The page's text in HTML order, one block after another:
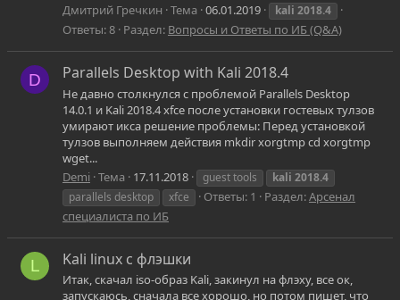
Дмитрий Гречкин Тема 06.01.2019 kali 2018.4
Ответы: 8 Раздел: Вопросы и Ответы по ИБ (Q&A)
D Parallels Desktop with Kali 2018.4
Не давно столкнулся с проблемой Parallels Desktop
14.0.1 и Kali 2018.4 xfce после установки гостевых тулзов
умирают икса решение проблемы: Перед установкой
тулзов выполняем действия mkdir xorgtmp cd xorgtmp
wget...
Demi Тема 17.11.2018 guest tools kali 2018.4
parallels desktop
xfce Ответы: 1 Раздел:Арсенал
специалиста по ИБ
L Kali linux с флэшки
Итак, скачал iso-образ Kali, закинул на флэху, все ок,
запускаюсь, сначала все хорошо, но потом пишет, что